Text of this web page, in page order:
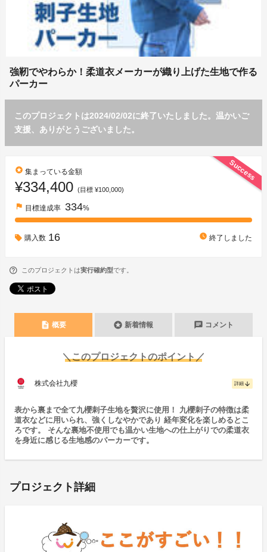
強靭でやわらか！柔道衣メーカーが織り上げた生地で作る
パーカー
このプロジェクトは2024/02/02に終了いたしました。温かいご
支援、ありがとうございました。
Success
stars 集まっている金額
¥334,400 (目標 ¥100,000)
flag 目標達成率 334%
購入数 16 watch_later 終了しました
このプロジェクトは実行確約型です。
description 概要 stars 新着情報 chat コメント
＼このプロジェクトのポイント／
株式会社九櫻 詳細 arrow_downward
表から裏まで全て九櫻刺子生地を贅沢に使用！ 九櫻刺子の特徴は柔
道衣などに用いられ、強くしなやかであり 経年変化を楽しめるとこ
ろです。 そんな裏地不使用でも温かい生地への仕上がりでの柔道衣
を身近に感じる生地感のパーカーです。
プロジェクト詳細